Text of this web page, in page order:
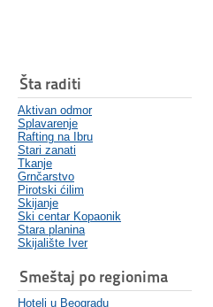
Šta raditi
Aktivan odmor
Splavarenje
Rafting na Ibru
Stari zanati
Tkanje
Grnčarstvo
Pirotski ćilim
Skijanje
Ski centar Kopaonik
Stara planina
Skijalište Iver
Smeštaj po regionima
Hoteli u Beogradu